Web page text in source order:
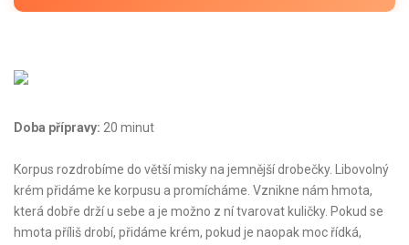
Doba přípravy: 20 minut
Korpus rozdrobíme do větší misky na jemnější drobečky. Libovolný
krém přidáme ke korpusu a promícháme. Vznikne nám hmota,
která dobře drží u sebe a je možno z ní tvarovat kuličky. Pokud se
hmota příliš drobí, přidáme krém, pokud je naopak moc řídká,